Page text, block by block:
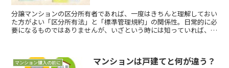
分譲マンションの区分所有者であれば、一度はきちんと理解しておい
た方がよい「区分所有法」と「標準管理規約」の関係性。日常的に必
要になるものではありませんが、いざという時には知っていれば、正
マンション購入の前に マンションは戸建てと何が違う？